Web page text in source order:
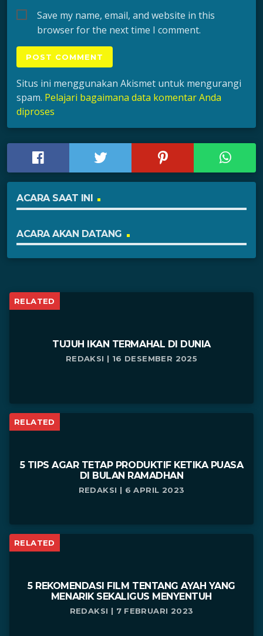
Save my name, email, and website in this
browser for the next time I comment.
Situs ini menggunakan Akismet untuk mengurangi
spam. Pelajari bagaimana data komentar Anda
diproses
ACARA SAAT INI
ACARA AKAN DATANG
RELATED
TUJUH IKAN TERMAHAL DI DUNIA
REDAKSI | 16 DESEMBER 2025
RELATED
5 TIPS AGAR TETAP PRODUKTIF KETIKA PUASA
DI BULAN RAMADHAN
REDAKSI | 6 APRIL 2023
RELATED
5 REKOMENDASI FILM TENTANG AYAH YANG
MENARIK SEKALIGUS MENYENTUH
REDAKSI | 7 FEBRUARI 2023